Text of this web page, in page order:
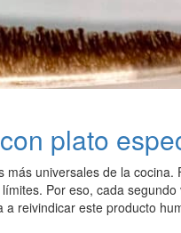
plato
universales de la
Por eso, cada
reivindicar este producto